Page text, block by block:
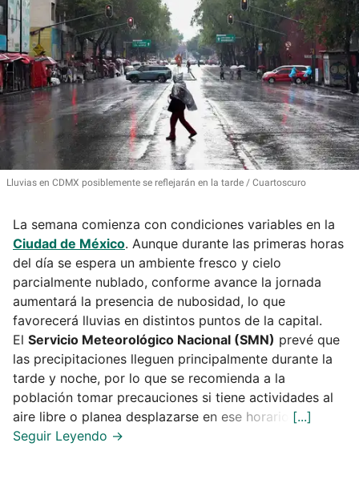
Lluvias en CDMX posiblemente se reflejarán en la tarde Cuartoscuro
La semana comienza con condiciones variables en la
Ciudad de México. Aunque durante las primeras horas
del día se espera un ambiente fresco y cielo
parcialmente nublado, conforme avance la jornada
aumentará la presencia de nubosidad, lo que
favorecerá lluvias en distintos puntos de la capital.
El Servicio Meteorológico Nacional (SMN) prevé que
las precipitaciones lleguen principalmente durante la
tarde y noche, por lo que se recomienda a la
población tomar precauciones si tiene actividades al
aire libre o planea desplazarse en ese horario.